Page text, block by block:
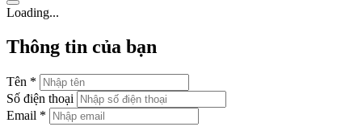
Loading...
Thông tin của bạn
Tên *
Số điện thoại
Email *